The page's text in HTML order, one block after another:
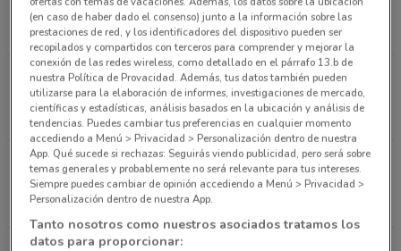
Obregón, México D.F. Ciudad De México
4.1 km
Av. del Rosal 264, Col. Molinos del Rosal, Álvaro
Obregón, Ciudad de México Ciudad De México
4.1 km
Av. del Rosal 240, Col. Molinos de Rosas, Álvaro
Obregón, Ciudad de México Ciudad De México
4.2 km
(en caso de haber dado el consenso) junto a la información sobre las
prestaciones de red, y los identificadores del dispositivo pueden ser
recopilados y compartidos con terceros para comprender y mejorar la
conexión de las redes wireless, como detallado en el párrafo 13.b de
nuestra Política de Provacidad. Además, tus datos también pueden
utilizarse para la elaboración de informes, investigaciones de mercado,
científicas y estadísticas, análisis basados en la ubicación y análisis de
tendencias. Puedes cambiar tus preferencias en cualquier momento
accediendo a Menú > Privacidad > Personalización dentro de nuestra
App. Qué sucede si rechazas: Seguirás viendo publicidad, pero será sobre
temas generales y probablemente no será relevante para tus intereses.
Siempre puedes cambiar de opinión accediendo a Menú > Privacidad >
Personalización dentro de nuestra App.
Tanto nosotros como nuestros asociados tratamos los
datos para proporcionar: